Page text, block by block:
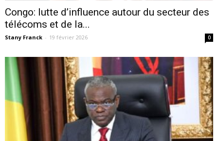
Congo: lutte d’influence autour du secteur des
télécoms et de la...
Stany Franck - 19 février 2026 0